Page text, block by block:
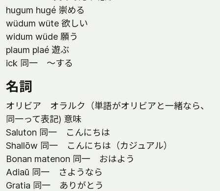
hugum hugé 崇める
wüdum wüte 欲しい
widum wüde 願う
plaum plaé 遊ぶ
ick 同一 〜する
名詞
オリビア オラルク（単語がオリビアと一緒なら、
同一って表記) 意味
Saluton 同一 こんにちは
Shallōw 同一 こんにちは（カジュアル）
Bonan matenon 同一 おはよう
Adiaŭ 同一 さようなら
Gratia 同一 ありがとう